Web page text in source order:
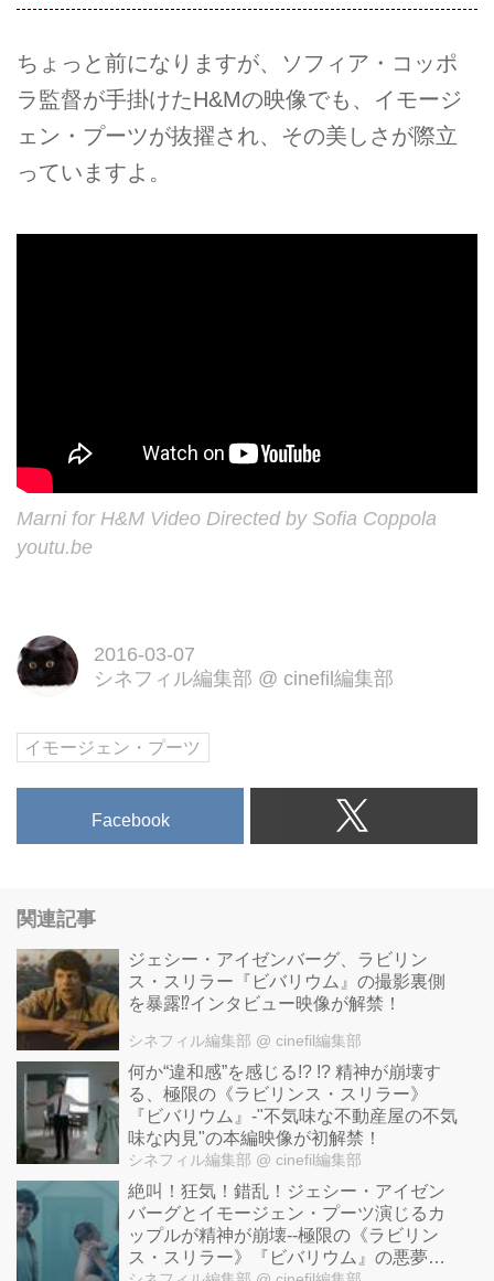
ちょっと前になりますが、ソフィア・コッポ
ラ監督が手掛けたH&Mの映像でも、イモージ
ェン・プーツが抜擢され、その美しさが際立
っていますよ。
Marni for H&M Video Directed by Sofia Coppola
youtu.be
2016-03-07
シネフィル編集部 @ cinefil編集部
イモージェン・プーツ
Facebook
関連記事
ジェシー・アイゼンバーグ、ラビリン
ス・スリラー『ビバリウム』の撮影裏側
を暴露⁉インタビュー映像が解禁！
シネフィル編集部 @ cinefil編集部
何か“違和感”を感じる!? !? 精神が崩壊す
る、極限の《ラビリンス・スリラー》
『ビバリウム』-"不気味な不動産屋の不気
味な内見"の本編映像が初解禁！
シネフィル編集部 @ cinefil編集部
絶叫！狂気！錯乱！ジェシー・アイゼン
バーグとイモージェン・プーツ演じるカ
ップルが精神が崩壊--極限の《ラビリン
ス・スリラー》『ビバリウム』の悪夢の